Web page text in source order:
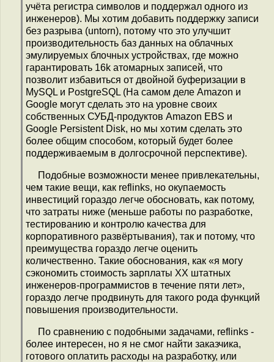
учёта регистра символов и поддержал одного из
инженеров). Мы хотим добавить поддержку записи
без разрыва (untorn), потому что это улучшит
производительность баз данных на облачных
эмулируемых блочных устройствах, где можно
гарантировать 16k атомарных записей, что
позволит избавиться от двойной буферизации в
MySQL и PostgreSQL (На самом деле Amazon и
Google могут сделать это на уровне своих
собственных СУБД-продуктов Amazon EBS и
Google Persistent Disk, но мы хотим сделать это
более общим способом, который будет более
поддерживаемым в долгосрочной перспективе).
Подобные возможности менее привлекательны,
чем такие вещи, как reflinks, но окупаемость
инвестиций гораздо легче обосновать, как потому,
что затраты ниже (меньше работы по разработке,
тестированию и контролю качества для
корпоративного развёртывания), так и потому, что
преимущества гораздо легче оценить
количественно. Такие обоснования, как «я могу
сэкономить стоимость зарплаты XX штатных
инженеров-программистов в течение пяти лет»,
гораздо легче продвинуть для такого рода функций
повышения производительности.
По сравнению с подобными задачами, reflinks -
более интересен, но я не смог найти заказчика,
готового оплатить расходы на разработку, или